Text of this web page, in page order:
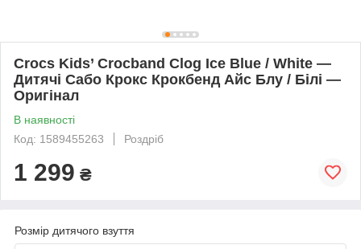
Crocs Kids’ Crocband Clog Ice Blue / White —
Дитячі Сабо Крокс Крокбенд Айс Блу / Білі —
Оригінал
В наявності
Код: 1589455263
Роздріб
1 299 ₴
Розмір дитячого взуття